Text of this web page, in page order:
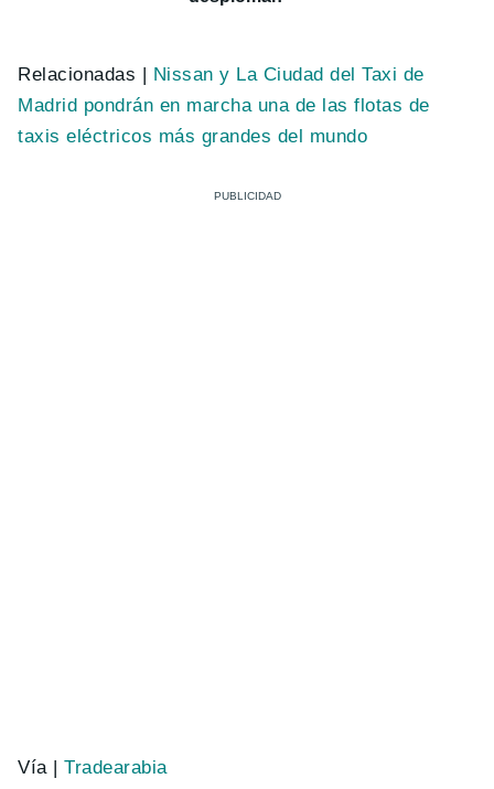
Relacionadas | Nissan y La Ciudad del Taxi de
Madrid pondrán en marcha una de las flotas de
taxis eléctricos más grandes del mundo
Vía |Tradearabia